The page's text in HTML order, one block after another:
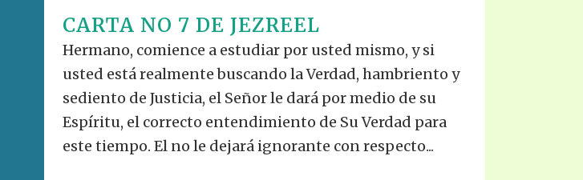
CARTA NO 7 DE JEZREEL
Hermano, comience a estudiar por usted mismo, y si
usted está realmente buscando la Verdad, hambriento y
sediento de Justicia, el Señor le dará por medio de su
Espíritu, el correcto entendimiento de Su Verdad para
este tiempo. El no le dejará ignorante con respecto...